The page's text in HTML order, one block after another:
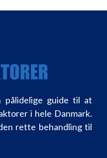
pålidelige guide til at
i hele Danmark.
rette behandling til